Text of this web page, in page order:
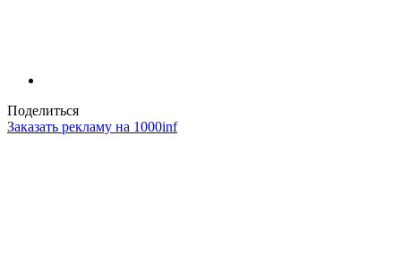
Поделиться
Заказать рекламу на 1000inf